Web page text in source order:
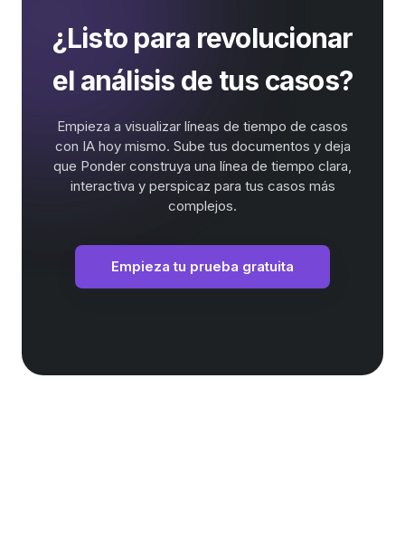
¿Listo para revolucionar
el análisis de tus casos?
Empieza a visualizar líneas de tiempo de casos
con IA hoy mismo. Sube tus documentos y deja
que Ponder construya una línea de tiempo clara,
interactiva y perspicaz para tus casos más
complejos.
Empieza tu prueba gratuita